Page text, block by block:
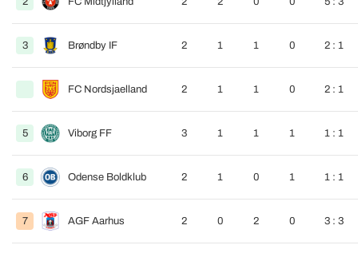
3 Brøndby IF 2 1 1 0 2 : 1
FC Nordsjaelland 2 1 1 0 2 : 1
5 Viborg FF 3 1 1 1 1 : 1
6 Odense Boldklub 2 1 0 1 1 : 1
7 AGF Aarhus 2 0 2 0 3 : 3